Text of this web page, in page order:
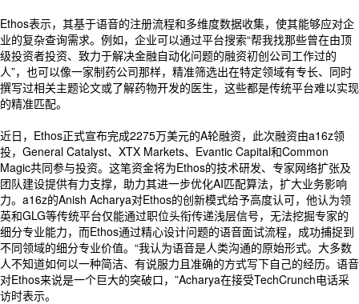
Ethos表示，其基于语音的注册流程和多维度数据收集，使其能够应对企
业的复杂查询需求。例如，企业可以通过平台搜索“帮我找那些曾在由顶
级投资者投资、致力于解决金融自动化问题的融资初创公司工作过的
人”，也可以像一家制药公司那样，精准筛选出在特定领域有专长、同时
撰写过相关主题论文或了解药物开发的医生，这些都是传统平台难以实现
的精准匹配。
近日，Ethos正式宣布完成2275万美元的A轮融资，此次融资由a16z领
投，General Catalyst、XTX Markets、Evantic Capital和Common
Magic共同参与投资。这笔资金将为Ethos的技术研发、专家网络扩张及
团队建设提供有力支撑，助力其进一步优化AI匹配算法，扩大业务影响
力。a16z的Anish Acharya对Ethos的创新模式给予高度认可，他认为领
英和GLG等传统平台仅能通过职位头衔传递浅层信号，无法挖掘专家的
细分专业能力，而Ethos通过精心设计问题的语音面试流程，成功捕捉到
不同领域的细分专业价值。“我认为语音是人类沟通的原始形式。大多数
人不知道如何以一种简洁、有说服力且准确的方式写下自己的经历。语音
对Ethos来说是一个巨大的突破口，”Acharya在接受TechCrunch电话采
访时表示。